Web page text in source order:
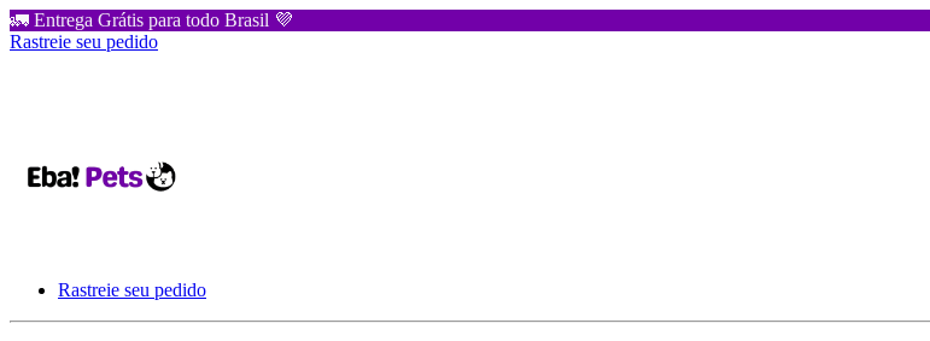
🚛 Entrega Grátis para todo Brasil 💜
Rastreie seu pedido
Rastreie seu pedido